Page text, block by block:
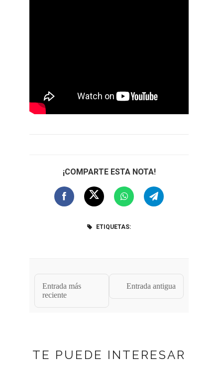
¡COMPARTE ESTA NOTA!
ETIQUETAS:
Entrada más
reciente
Entrada antigua
TE PUEDE INTERESAR